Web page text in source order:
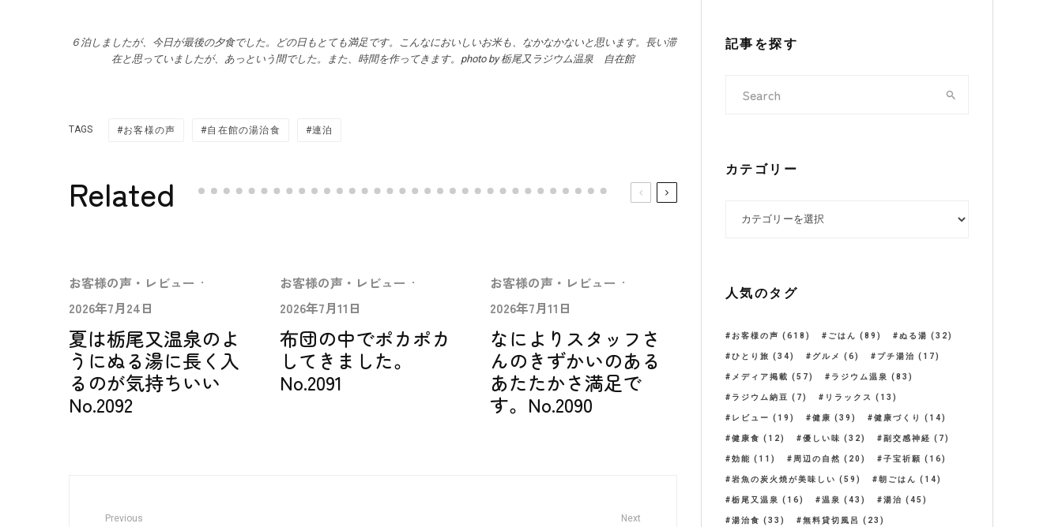
６泊しましたが、今日が最後の夕食でした。どの日もとても満足です。こんなにおいしいお米も、なかなかないと思います。長い滞
在と思っていましたが、あっという間でした。また、時間を作ってきます。photo by 栃尾又ラジウム温泉 自在館
TAGS お客様の声 自在館の湯治食 連泊
Related
お客様の声・レビュー ·
2026年7月24日
夏は栃尾又温泉のよ
うにぬる湯に長く入
るのが気持ちいい
No.2092
お客様の声・レビュー ·
2026年7月11日
布団の中でポカポカ
してきました。
No.2091
お客様の声・レビュー ·
2026年7月11日
なによりスタッフさ
んのきずかいのある
あたたかさ満足で
す。No.2090
Previous Next
記事を探す
カテゴリー
人気のタグ
お客様の声 (618) ごはん (89) ぬる湯 (32)
ひとり旅 (34) グルメ (6) プチ湯治 (17)
メディア掲載 (57) ラジウム温泉 (83)
ラジウム納豆 (7) リラックス (13)
レビュー (19) 健康 (39) 健康づくり (14)
健康食 (12) 優しい味 (32) 副交感神経 (7)
効能 (11) 周辺の自然 (20) 子宝祈願 (16)
岩魚の炭火焼が美味しい (59) 朝ごはん (14)
栃尾又温泉 (16) 温泉 (43) 湯治 (45)
湯治食 (33) 無料貸切風呂 (23)